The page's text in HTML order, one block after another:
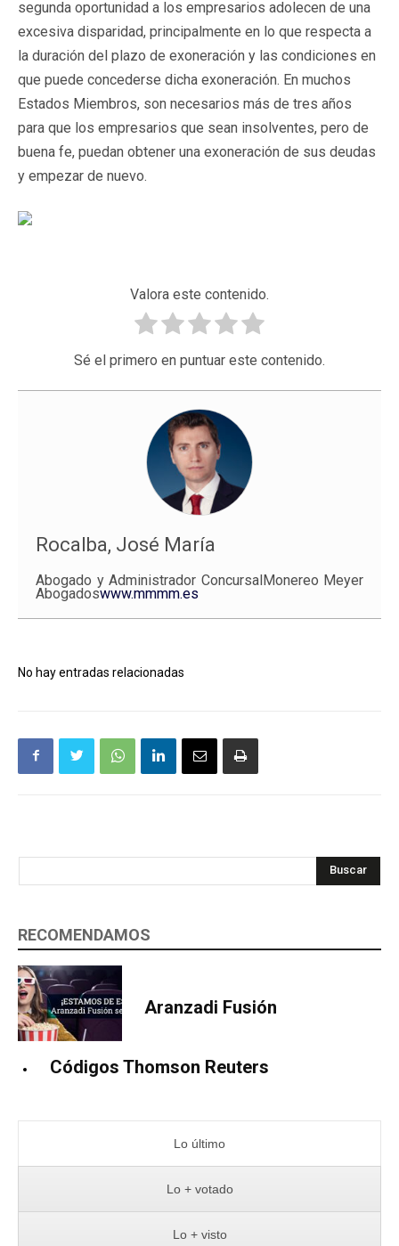
segunda oportunidad a los empresarios adolecen de una
excesiva disparidad, principalmente en lo que respecta a
la duración del plazo de exoneración y las condiciones en
que puede concederse dicha exoneración. En muchos
Estados Miembros, son necesarios más de tres años
para que los empresarios que sean insolventes, pero de
buena fe, puedan obtener una exoneración de sus deudas
y empezar de nuevo.
Valora este contenido.
Sé el primero en puntuar este contenido.
Rocalba, José María
Abogado y Administrador ConcursalMonereo Meyer
Abogadoswww.mmmm.es
No hay entradas relacionadas
Buscar
RECOMENDAMOS
Aranzadi Fusión
Códigos Thomson Reuters
Lo último
Lo + votado
Lo + visto